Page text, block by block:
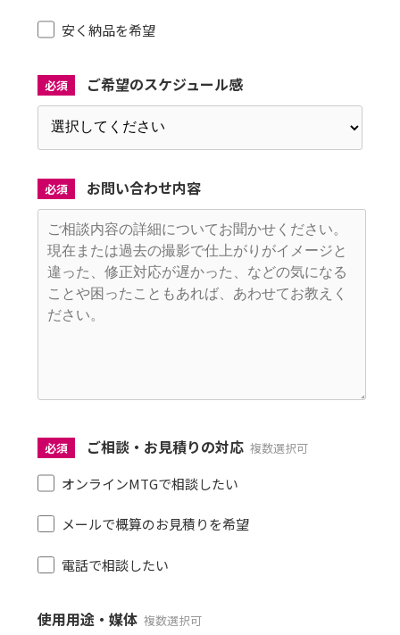
安く納品を希望
必須 ご希望のスケジュール感
必須 お問い合わせ内容
必須 ご相談・お見積りの対応 複数選択可
オンラインMTGで相談したい
メールで概算のお見積りを希望
電話で相談したい
使用用途・媒体 複数選択可